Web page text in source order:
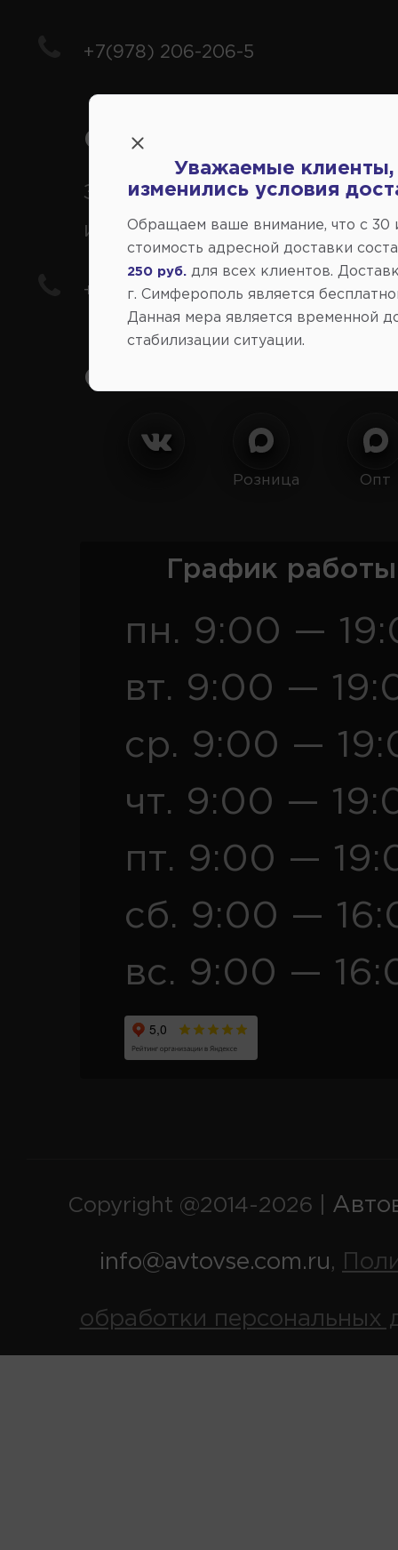
+7(978) 206-206-5
Справочный центр:
Заказ шин, дисков,
иномарки
+7(978) 206-206-8
Социальные сети:
Розница Опт
График
пн. 9:00 —
вт. 9:00 —
ср. 9:00 —
чт. 9:00 —
пт. 9:00 —
сб. 9:00 —
вс. 9:00 —
Copyright @2014-2026 |
info@avtovse.com.ru,
обработки персональных
Уважаемые клиенты,
изменились условия
Обращаем ваше внимание, что c 30
стоимость адресной доставки
250 руб. для всех клиентов.
г. Симферополь является
Данная мера является временной
стабилизации ситуации.